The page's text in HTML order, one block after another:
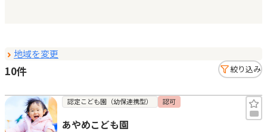
マイページ
お気に入り
地域を変更
10件 絞り込み
認定こども園（幼保連携型） 認可
あやめこども園